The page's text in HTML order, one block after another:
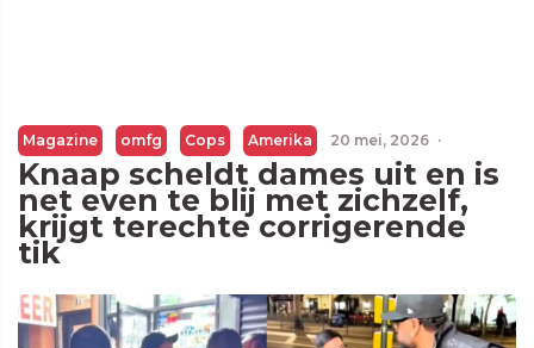
Magazine omfg Cops Amerika 20 mei, 2026 ·
Knaap scheldt dames uit en is
net even te blij met zichzelf,
krijgt terechte corrigerende
tik